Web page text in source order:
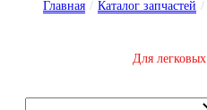
Главная / Каталог запчастей /
Для легковых